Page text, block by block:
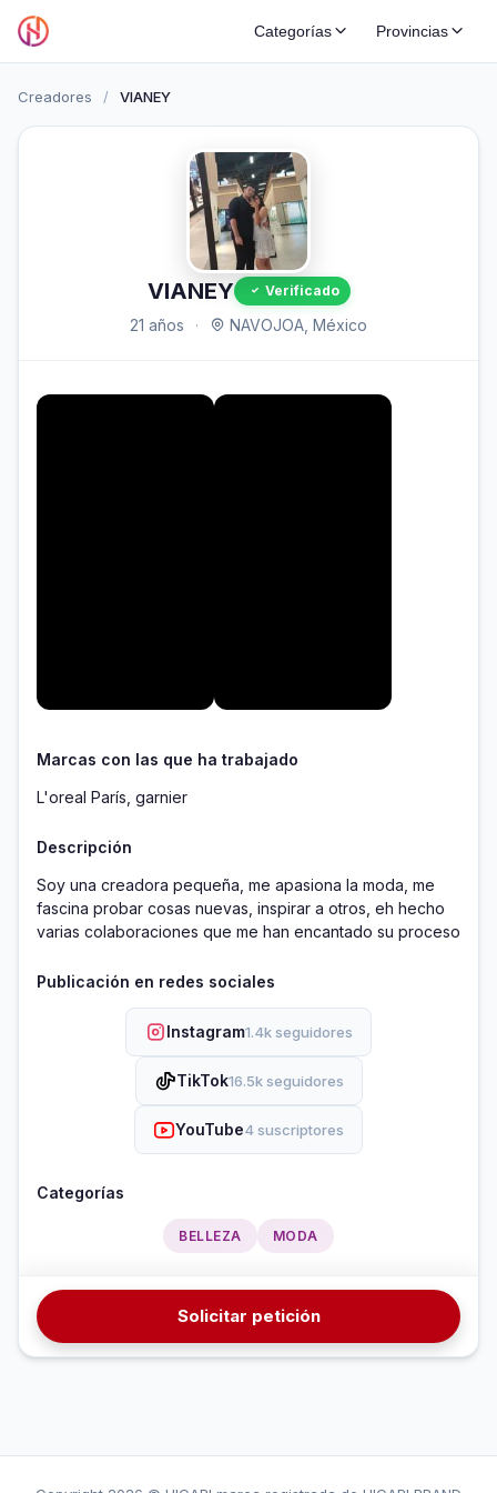
Categorías Provincias
Creadores / VIANEY
VIANEY Verificado
21 años · NAVOJOA, México
Marcas con las que ha trabajado
L'oreal París, garnier
Descripción
Soy una creadora pequeña, me apasiona la moda, me
fascina probar cosas nuevas, inspirar a otros, eh hecho
varias colaboraciones que me han encantado su proceso
Publicación en redes sociales
Instagram1.4k seguidores
TikTok16.5k seguidores
YouTube4 suscriptores
Categorías
BELLEZA MODA
Solicitar petición